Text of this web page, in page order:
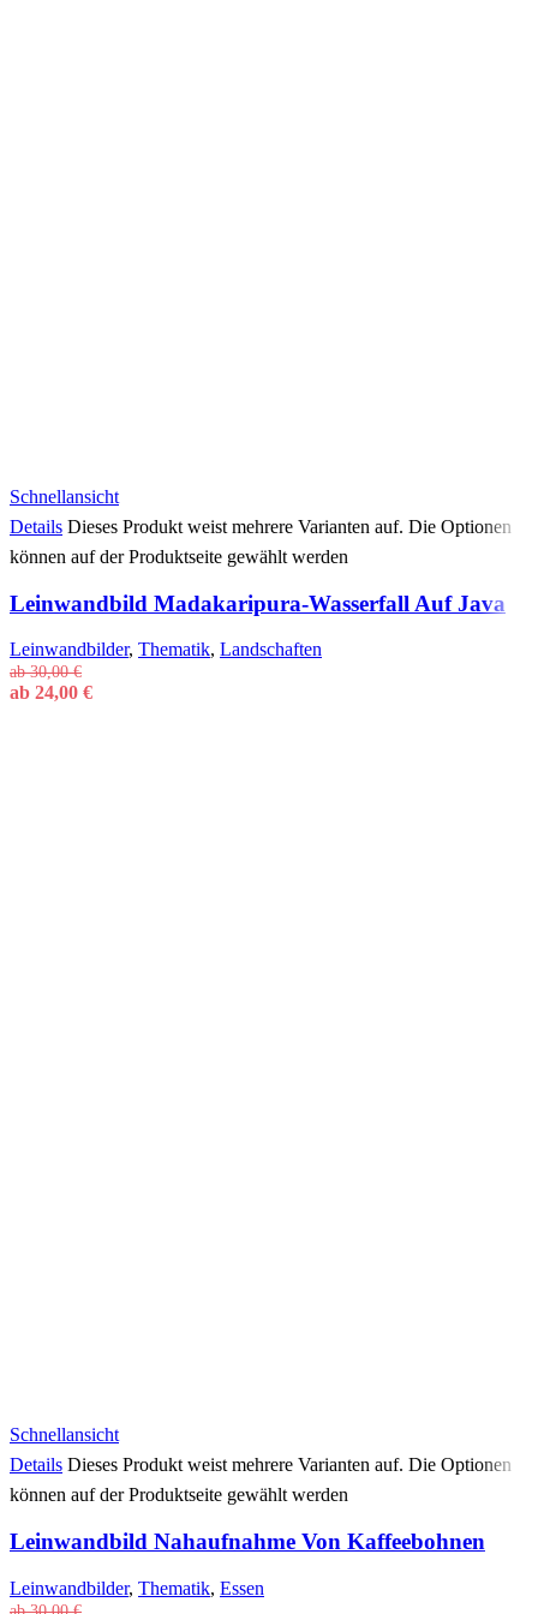
Schnellansicht
Details Dieses Produkt weist mehrere Varianten auf. Die Optionen
können auf der Produktseite gewählt werden
Leinwandbild Madakaripura-Wasserfall Auf Java
Leinwandbilder, Thematik, Landschaften
ab30,00€
ab 24,00 €
Schnellansicht
Details Dieses Produkt weist mehrere Varianten auf. Die Optionen
können auf der Produktseite gewählt werden
Leinwandbild Nahaufnahme Von Kaffeebohnen
Leinwandbilder, Thematik, Essen
ab30,00€